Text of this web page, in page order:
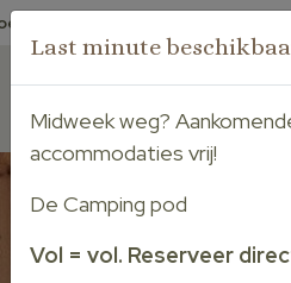
woef:
Last minute
Midweek weg?
accommodaties vrij!
De Camping pod
Vol = vol. Reserveer